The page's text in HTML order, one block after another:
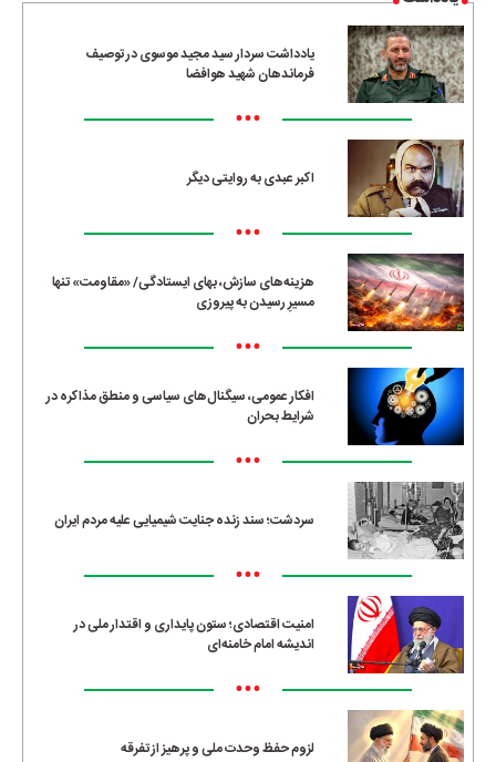
یادداشت سردار سید مجید موسوی در توصیف
فرماندهان شهید هوافضا
•••
اکبر عبدی به روایتی دیگر
•••
هزینه‌های سازش، بهای ایستادگی/ «مقاومت» تنها
مسیرِ رسیدن به پیروزی
•••
افکار عمومی، سیگنال‌های سیاسی و منطق مذاکره در
شرایط بحران
•••
سردشت؛ سند زنده جنایت شیمیایی علیه مردم ایران
•••
امنیت اقتصادی؛ ستون پایداری و اقتدار ملی در
اندیشه امام خامنه‌ای
•••
لزوم حفظ وحدت ملی و پرهیز از تفرقه